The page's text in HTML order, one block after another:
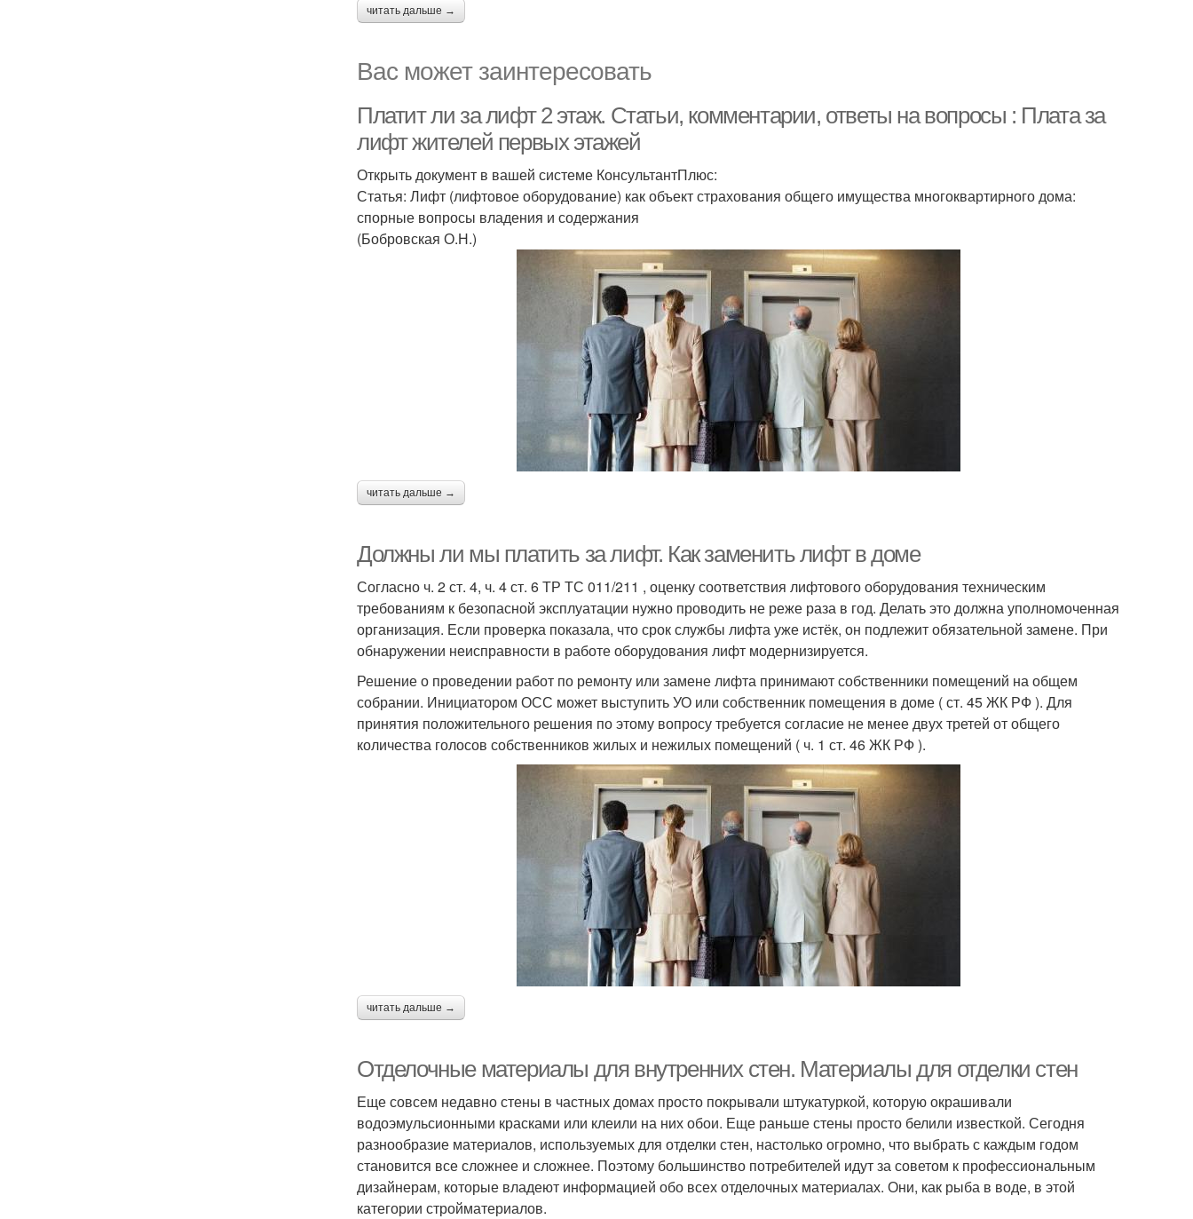
читать дальше →
Вас может заинтересовать
Платит ли за лифт 2 этаж. Статьи, комментарии, ответы на вопросы : Плата за
лифт жителей первых этажей
Открыть документ в вашей системе КонсультантПлюс:
Статья: Лифт (лифтовое оборудование) как объект страхования общего имущества многоквартирного дома:
спорные вопросы владения и содержания
(Бобровская О.Н.)
читать дальше →
Должны ли мы платить за лифт. Как заменить лифт в доме
Согласно ч. 2 ст. 4, ч. 4 ст. 6 ТР ТС 011/211 , оценку соответствия лифтового оборудования техническим
требованиям к безопасной эксплуатации нужно проводить не реже раза в год. Делать это должна уполномоченная
организация. Если проверка показала, что срок службы лифта уже истёк, он подлежит обязательной замене. При
обнаружении неисправности в работе оборудования лифт модернизируется.
Решение о проведении работ по ремонту или замене лифта принимают собственники помещений на общем
собрании. Инициатором ОСС может выступить УО или собственник помещения в доме ( ст. 45 ЖК РФ ). Для
принятия положительного решения по этому вопросу требуется согласие не менее двух третей от общего
количества голосов собственников жилых и нежилых помещений ( ч. 1 ст. 46 ЖК РФ ).
читать дальше →
Отделочные материалы для внутренних стен. Материалы для отделки стен
Еще совсем недавно стены в частных домах просто покрывали штукатуркой, которую окрашивали
водоэмульсионными красками или клеили на них обои. Еще раньше стены просто белили известкой. Сегодня
разнообразие материалов, используемых для отделки стен, настолько огромно, что выбрать с каждым годом
становится все сложнее и сложнее. Поэтому большинство потребителей идут за советом к профессиональным
дизайнерам, которые владеют информацией обо всех отделочных материалах. Они, как рыба в воде, в этой
категории стройматериалов.